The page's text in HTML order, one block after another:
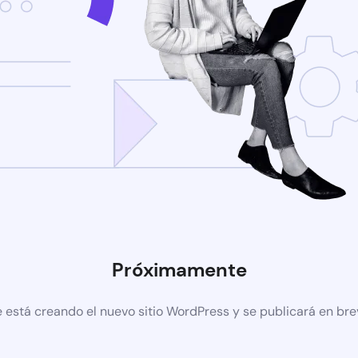
Próximamente
está creando el nuevo sitio WordPress y se publicará en